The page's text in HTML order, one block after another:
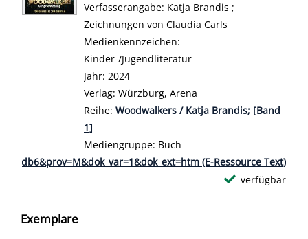
Verfasserangabe: Katja Brandis ;
Zeichnungen von Claudia Carls
Medienkennzeichen:
Kinder-/Jugendliteratur
Jahr: 2024
Verlag: Würzburg, Arena
Reihe: Woodwalkers / Katja Brandis; [Band
1]
Mediengruppe: Buch
(E-Ressource Text)
verfügbar
Exemplare